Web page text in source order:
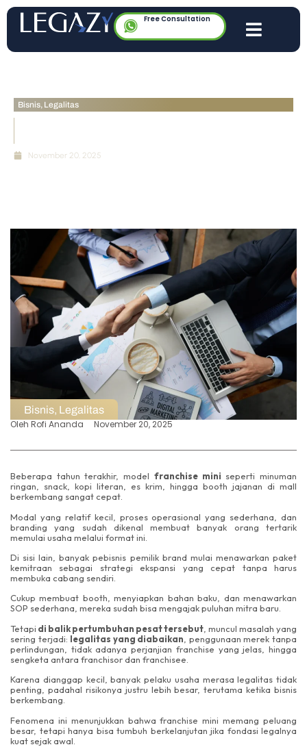
Free Consultation
Bisnis, Legalitas
November 20, 2025
Bisnis, Legalitas
Oleh Rofi Ananda November 20, 2025
Beberapa tahun terakhir, model franchise mini seperti minuman
ringan, snack, kopi literan, es krim, hingga booth jajanan di mall
berkembang sangat cepat.
Modal yang relatif kecil, proses operasional yang sederhana, dan
branding yang sudah dikenal membuat banyak orang tertarik
memulai usaha melalui format ini.
Di sisi lain, banyak pebisnis pemilik brand mulai menawarkan paket
kemitraan sebagai strategi ekspansi yang cepat tanpa harus
membuka cabang sendiri.
Cukup membuat booth, menyiapkan bahan baku, dan menawarkan
SOP sederhana, mereka sudah bisa mengajak puluhan mitra baru.
Tetapi di balik pertumbuhan pesat tersebut , muncul masalah yang
sering terjadi: legalitas yang diabaikan , penggunaan merek tanpa
perlindungan, tidak adanya perjanjian franchise yang jelas, hingga
sengketa antara franchisor dan franchisee.
Karena dianggap kecil, banyak pelaku usaha merasa legalitas tidak
penting, padahal risikonya justru lebih besar, terutama ketika bisnis
berkembang.
Fenomena ini menunjukkan bahwa franchise mini memang peluang
besar, tetapi hanya bisa tumbuh berkelanjutan jika fondasi legalnya
kuat sejak awal.